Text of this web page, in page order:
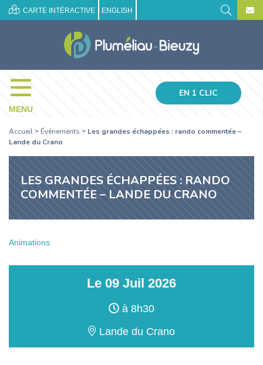
CARTE INTÉRACTIVE ENGLISH
MENU
EN 1 CLIC
Accueil > Événements > Les grandes échappées : rando commentée –
Lande du Crano
LES GRANDES ÉCHAPPÉES : RANDO
COMMENTÉE – LANDE DU CRANO
Animations
Le 09 Juil 2026
à 8h30
Lande du Crano